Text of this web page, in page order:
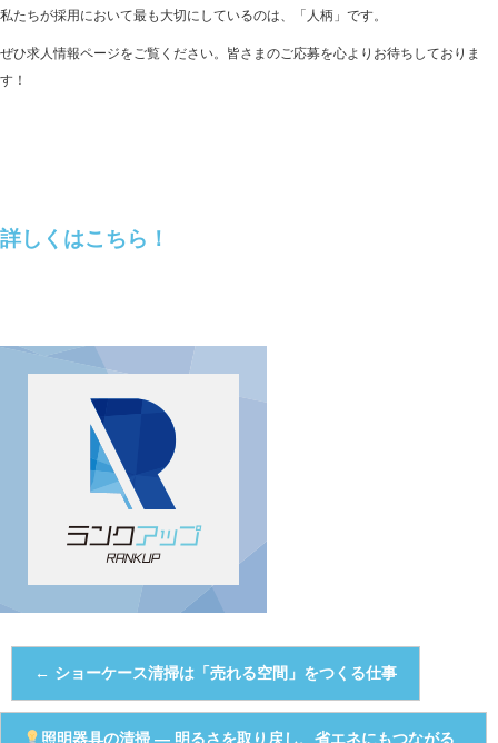
私たちが採用において最も大切にしているのは、「人柄」です。
ぜひ求人情報ページをご覧ください。皆さまのご応募を心よりお待ちしておりま
す！
詳しくはこちら！
← ショーケース清掃は「売れる空間」をつくる仕事
照明器具の清掃 ― 明るさを取り戻し、省エネにもつながる